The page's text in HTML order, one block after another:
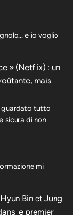
e io voglio
» (Netflix) : un
mais
guardato tutto
sicura di non
mi
Bin et Jung
le premier